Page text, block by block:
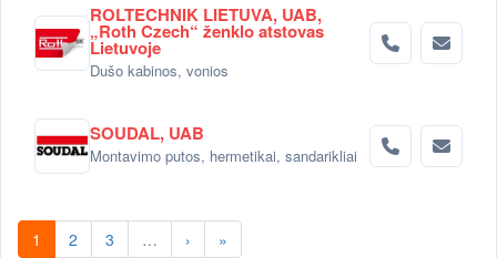
ROLTECHNIK LIETUVA, UAB,
„Roth Czech“ ženklo atstovas
Lietuvoje
Dušo kabinos, vonios
SOUDAL, UAB
Montavimo putos, hermetikai, sandarikliai
1 2 3 … › »